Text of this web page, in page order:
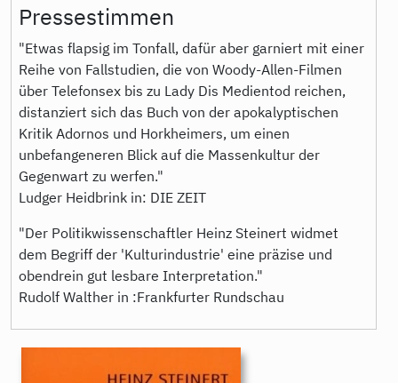
Pressestimmen
"Etwas flapsig im Tonfall, dafür aber garniert mit einer
Reihe von Fallstudien, die von Woody-Allen-Filmen
über Telefonsex bis zu Lady Dis Medientod reichen,
distanziert sich das Buch von der apokalyptischen
Kritik Adornos und Horkheimers, um einen
unbefangeneren Blick auf die Massenkultur der
Gegenwart zu werfen."
Ludger Heidbrink in: DIE ZEIT
"Der Politikwissenschaftler Heinz Steinert widmet
dem Begriff der 'Kulturindustrie' eine präzise und
obendrein gut lesbare Interpretation."
Rudolf Walther in :Frankfurter Rundschau
9783896916952.jpg